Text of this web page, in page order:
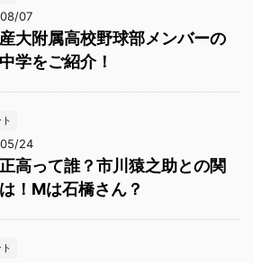
07
大附属高校野球部メンバーの
学をご紹介！
24
高って誰？市川猿之助との関
！Mは石橋さん？